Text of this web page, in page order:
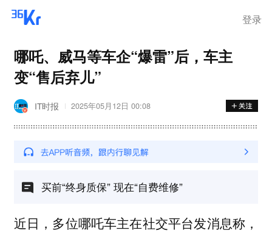
登录
哪吒、威马等车企“爆雷”后，车主
变“售后弃儿”
IT时报 2025年05月12日 00:08
买前“终身质保” 现在“自费维修”
近日，多位哪吒车主在社交平台发消息称，